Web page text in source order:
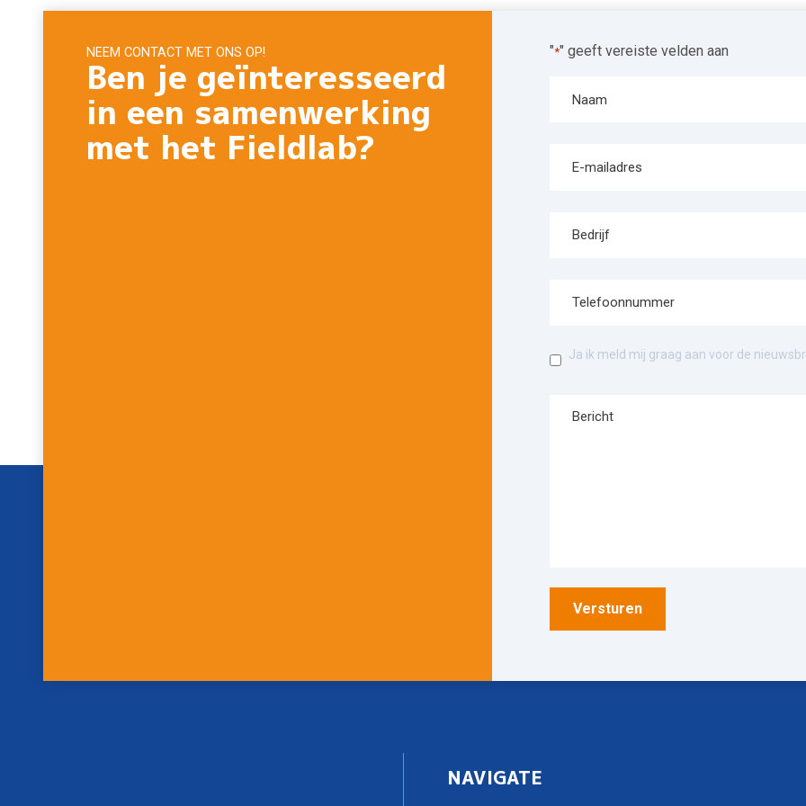
Ben je geïnteresseerd
in een samenwerking
met het Fieldlab?
NEEM CONTACT MET ONS OP! "*" geeft vereiste velden aan
Ja ik meld mij graag aan voor de
NAVIGATE